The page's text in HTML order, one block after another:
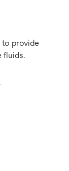
to provide
fluids.